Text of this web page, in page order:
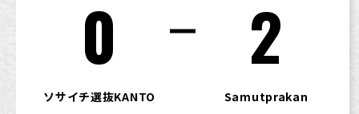
0
ソサイチ選抜KANTO
2
Samutprakan